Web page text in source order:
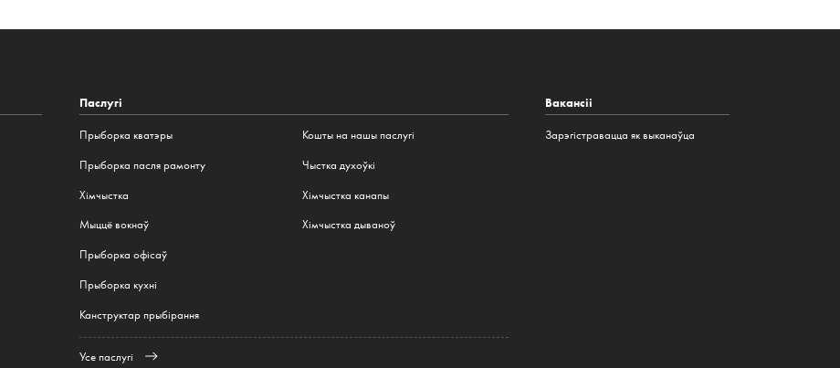
Паслугі
Прыборка кватэры
Прыборка пасля рамонту
Хімчыстка
Мыццё вокнаў
Прыборка офісаў
Прыборка кухні
Канструктар прыбірання
Кошты на нашы паслугі
Чыстка духоўкі
Хімчыстка канапы
Хімчыстка дываноў
Усе паслугі
Вакансіі
Зарэгістравацца як выканаўца